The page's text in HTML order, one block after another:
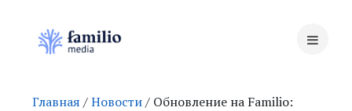
Главная /Новости/ Обновление на Familio: